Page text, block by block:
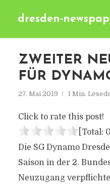
dresden-
ZWEITER
FÜR
27. Mai 2019 1 Min.
Click to rate this post!
[Total: 0
Die SG Dynamo
Saison in der 2.
Neuzugang